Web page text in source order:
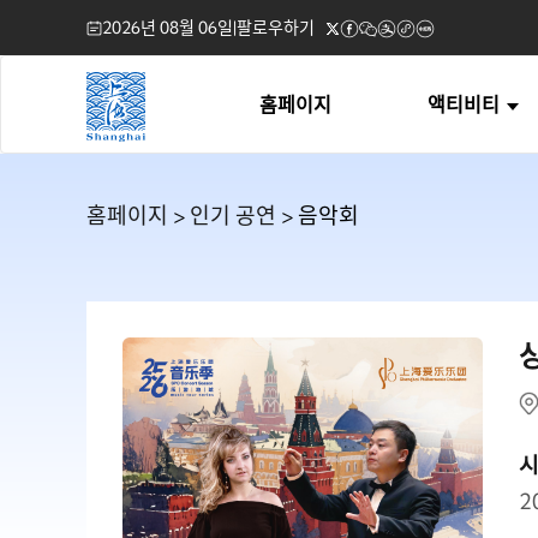
2026년 08월 06일|팔로우하기
홈페이지 액티비티
홈페이지 > 인기 공연 > 음악회